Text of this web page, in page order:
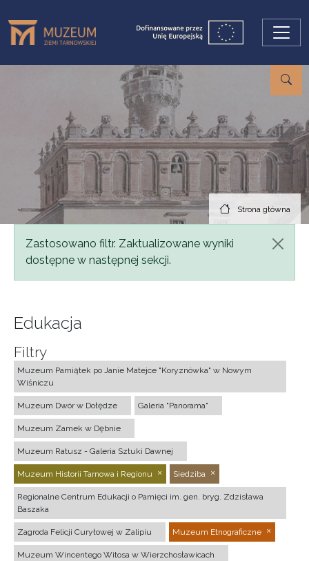
Strona główna
Komunikat
Zastosowano filtr. Zaktualizowane wyniki
dostępne w następnej sekcji.
Edukacja
Filtry
Muzeum Pamiątek po Janie Matejce "Koryznówka" w Nowym
Wiśniczu
Muzeum Dwór w Dołędze Galeria "Panorama"
Muzeum Zamek w Dębnie
Muzeum Ratusz - Galeria Sztuki Dawnej
Muzeum Historii Tarnowa i Regionu Siedziba
Regionalne Centrum Edukacji o Pamięci im. gen. bryg. Zdzisława
Baszaka
Zagroda Felicji Curyłowej w Zalipiu Muzeum Etnograficzne
Muzeum Wincentego Witosa w Wierzchosławicach